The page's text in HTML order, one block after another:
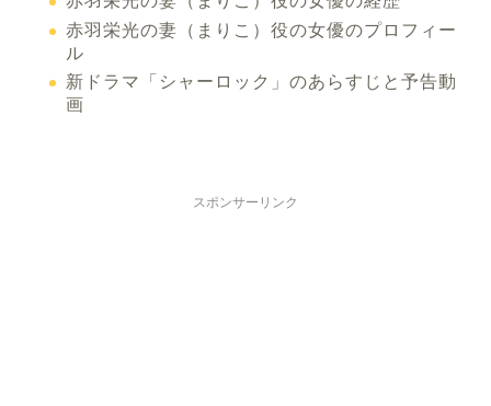
赤羽栄光の妻（まりこ）役の女優のプロフィー
ル
新ドラマ「シャーロック」のあらすじと予告動
画
スポンサーリンク